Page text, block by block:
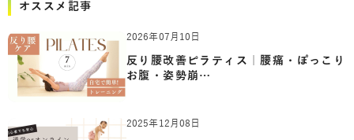
オススメ記事
2026年07月10日
反り腰改善ピラティス｜腰痛・ぽっこり
お腹・姿勢崩…
2025年12月08日